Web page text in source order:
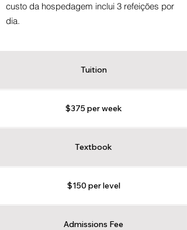
custo da hospedagem inclui 3 refeições por
dia.
Tuition
$375 per week
Textbook
$150 per level
Admissions Fee